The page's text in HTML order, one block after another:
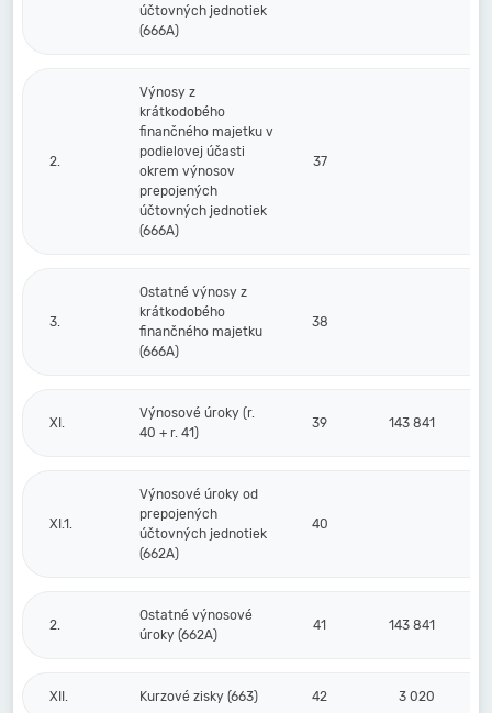
účtovných jednotiek
(666A)
2.
Výnosy z
krátkodobého
finančného majetku v
podielovej účasti
okrem výnosov
prepojených
účtovných jednotiek
(666A)
37
3.
Ostatné výnosy z
krátkodobého
finančného majetku
(666A)
38
XI.
Výnosové úroky (r.
40 + r. 41)
39 143 841
XI.1.
Výnosové úroky od
prepojených
účtovných jednotiek
(662A)
40
2.
Ostatné výnosové
úroky (662A)
41 143 841
XII. Kurzové zisky (663) 42 3 020